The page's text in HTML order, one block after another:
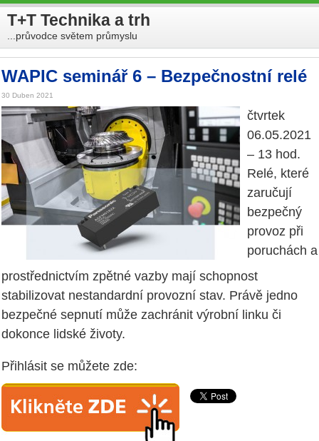
T+T Technika a trh
...průvodce světem průmyslu
WAPIC seminář 6 – Bezpečnostní relé
30 Duben 2021
čtvrtek
06.05.2021
– 13 hod.
Relé, které
zaručují
bezpečný
provoz při
poruchách a
prostřednictvím zpětné vazby mají schopnost
stabilizovat nestandardní provozní stav. Právě jedno
bezpečné sepnutí může zachránit výrobní linku či
dokonce lidské životy.
Přihlásit se můžete zde: